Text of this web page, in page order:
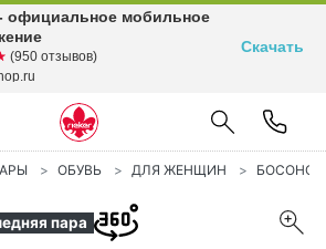
ОБУВЬ ДЛЯ ЖЕНЩИН
пара
официальное мобильное
(950 отзывов)
Скачать